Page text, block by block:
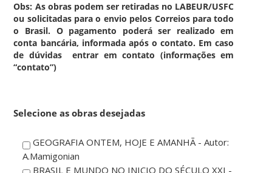
Obs: As obras podem ser retiradas no LABEUR/USFC
ou solicitadas para o envio pelos Correios para todo
o Brasil. O pagamento poderá ser realizado em
conta bancária, informada após o contato. Em caso
de dúvidas entrar em contato (informações em
“contato”)
Selecione as obras desejadas
GEOGRAFIA ONTEM, HOJE E AMANHÃ - Autor:
A.Mamigonian
BRASIL E MUNDO NO INICIO DO SÉCULO XXI -